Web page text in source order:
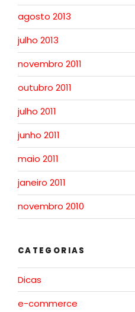
agosto 2013
julho 2013
novembro 2011
outubro 2011
julho 2011
junho 2011
maio 2011
janeiro 2011
novembro 2010
CATEGORIAS
Dicas
e-commerce